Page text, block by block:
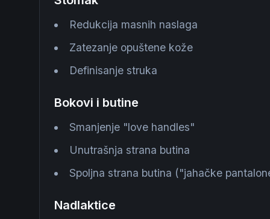
Redukcija masnih naslaga
Zatezanje opuštene kože
Definisanje struka
Bokovi i butine
Smanjenje "love handles"
Unutrašnja strana butina
Spoljna strana butina ("jahačke
Nadlaktice